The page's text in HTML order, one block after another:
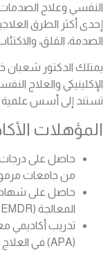
إحدى أكثر الطرق
الصدمة، القلق،
يمتلك الدكتور
الإكلينيكي والعلاج
تستند إلى أسس علمية
المؤهلات
حاصل على درجات
من جامعات
حاصل على شهادة
المعالجة (EMDR) من EMDR IRELAND & UK HAP.
تدريب أكاديمي
(APA) في العلاج النفسي القائم على الدليل.